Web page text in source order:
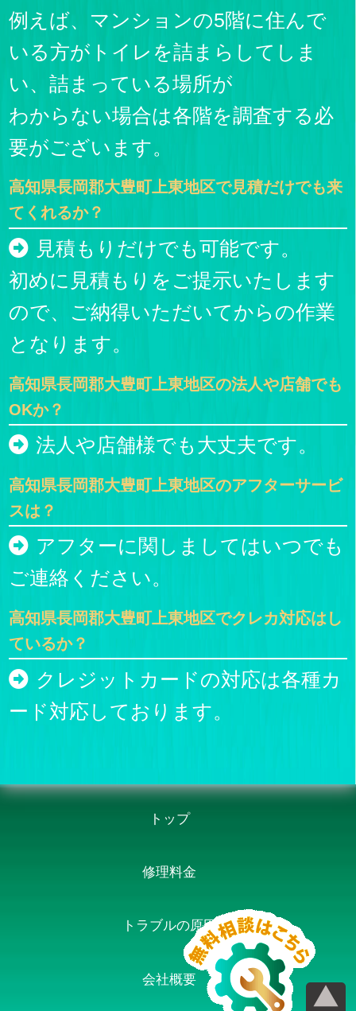
例えば、マンションの5階に住んで
いる方がトイレを詰まらしてしま
い、詰まっている場所が
わからない場合は各階を調査する必
要がございます。
高知県長岡郡大豊町上東地区で見積だけでも来
てくれるか？
見積もりだけでも可能です。
初めに見積もりをご提示いたします
ので、ご納得いただいてからの作業
となります。
高知県長岡郡大豊町上東地区の法人や店舗でも
OKか？
法人や店舗様でも大丈夫です。
高知県長岡郡大豊町上東地区のアフターサービ
スは？
アフターに関しましてはいつでも
ご連絡ください。
高知県長岡郡大豊町上東地区でクレカ対応はし
ているか？
クレジットカードの対応は各種カ
ード対応しております。
トップ
修理料金
トラブルの原因
会社概要